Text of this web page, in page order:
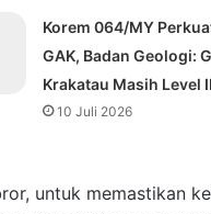
Korem 064/MY
GAK, Badan Geologi:
Krakatau Masih Level
10 Juli 2026
untuk memastikan